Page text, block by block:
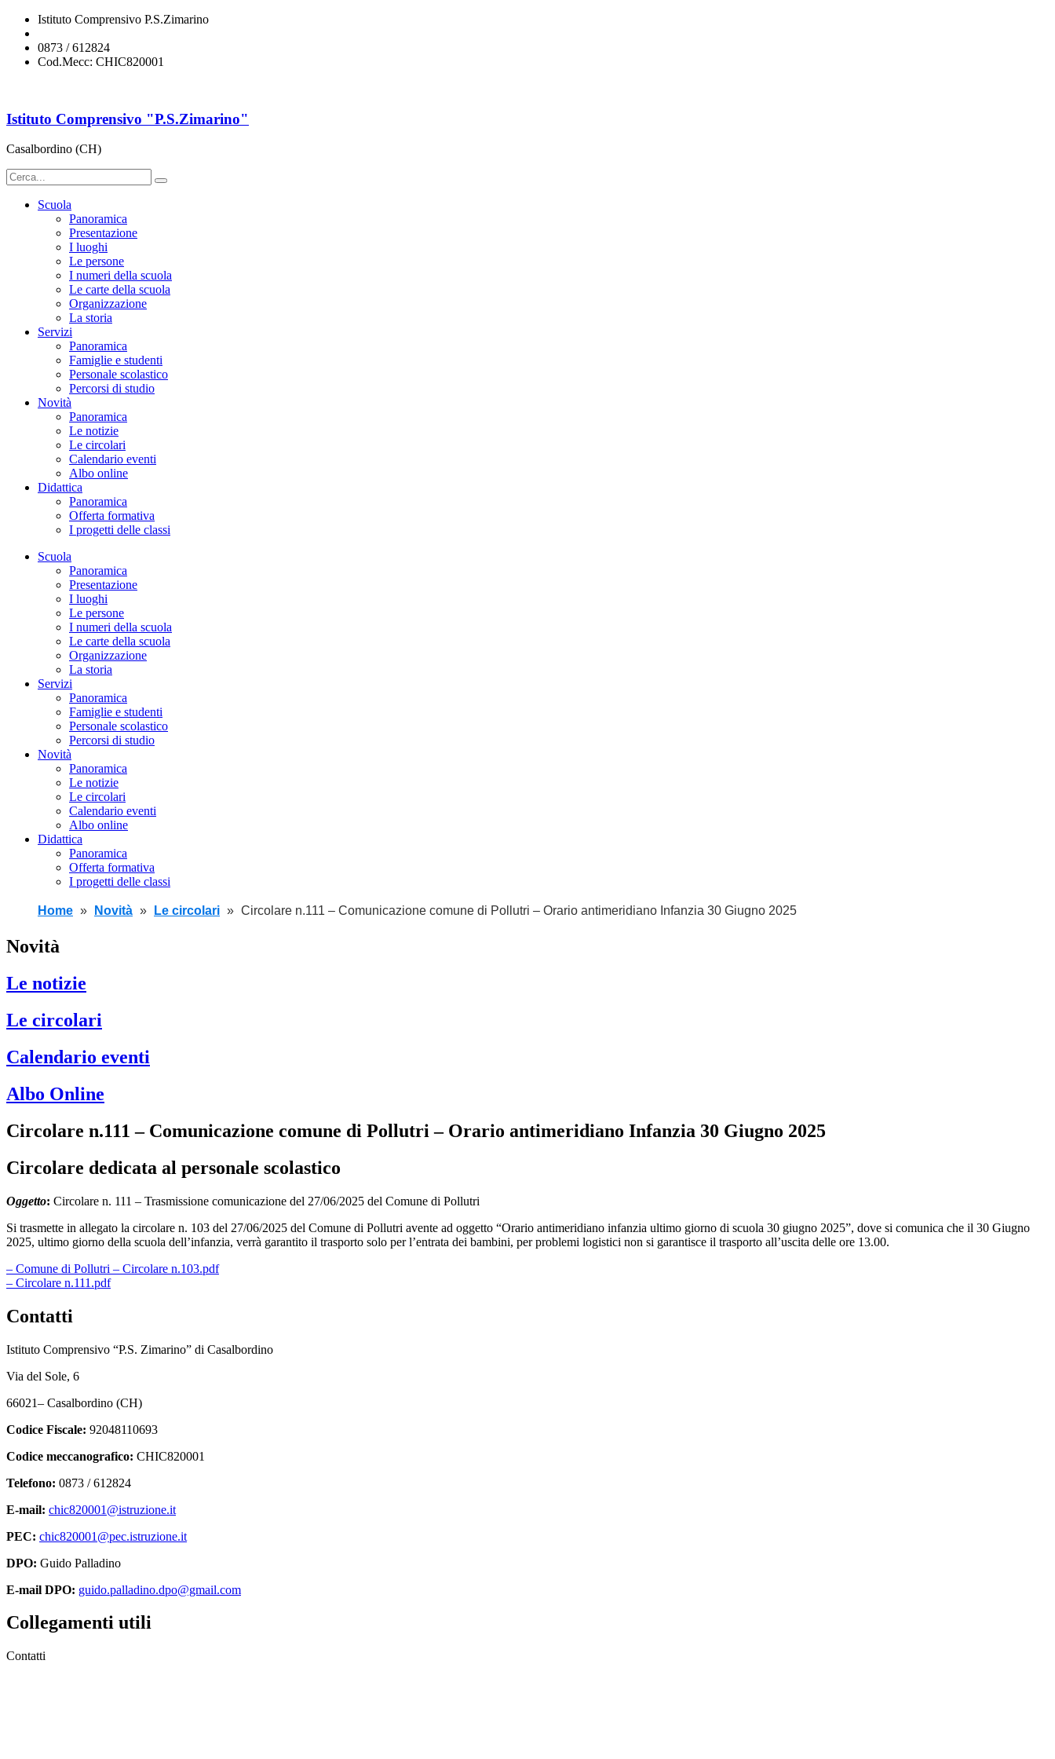
Istituto Comprensivo P.S.Zimarino
0873 / 612824
Cod.Mecc: CHIC820001
Istituto Comprensivo "P.S.Zimarino"
Casalbordino (CH)
Scuola
Panoramica
Presentazione
I luoghi
Le persone
I numeri della scuola
Le carte della scuola
Organizzazione
La storia
Servizi
Panoramica
Famiglie e studenti
Personale scolastico
Percorsi di studio
Novità
Panoramica
Le notizie
Le circolari
Calendario eventi
Albo online
Didattica
Panoramica
Offerta formativa
I progetti delle classi
Scuola
Panoramica
Presentazione
I luoghi
Le persone
I numeri della scuola
Le carte della scuola
Organizzazione
La storia
Servizi
Panoramica
Famiglie e studenti
Personale scolastico
Percorsi di studio
Novità
Panoramica
Le notizie
Le circolari
Calendario eventi
Albo online
Didattica
Panoramica
Offerta formativa
I progetti delle classi
Home Novità Le circolari Circolare n.111 – Comunicazione comune di Pollutri – Orario antimeridiano Infanzia 30 Giugno 2025
Novità
Le notizie
Le circolari
Calendario eventi
Albo Online
Circolare n.111 – Comunicazione comune di Pollutri – Orario antimeridiano Infanzia 30 Giugno 2025
Circolare dedicata al personale scolastico
Oggetto: Circolare n. 111 – Trasmissione comunicazione del 27/06/2025 del Comune di Pollutri
Si trasmette in allegato la circolare n. 103 del 27/06/2025 del Comune di Pollutri avente ad oggetto “Orario antimeridiano infanzia ultimo giorno di scuola 30 giugno 2025”, dove si comunica che il 30 Giugno
2025, ultimo giorno della scuola dell’infanzia, verrà garantito il trasporto solo per l’entrata dei bambini, per problemi logistici non si garantisce il trasporto all’uscita delle ore 13.00.
– Comune di Pollutri – Circolare n.103.pdf
– Circolare n.111.pdf
Contatti
Istituto Comprensivo “P.S. Zimarino” di Casalbordino
Via del Sole, 6
66021– Casalbordino (CH)
Codice Fiscale: 92048110693
Codice meccanografico: CHIC820001
Telefono: 0873 / 612824
E-mail: chic820001@istruzione.it
PEC: chic820001@pec.istruzione.it
DPO: Guido Palladino
E-mail DPO: guido.palladino.dpo@gmail.com
Collegamenti utili
Contatti